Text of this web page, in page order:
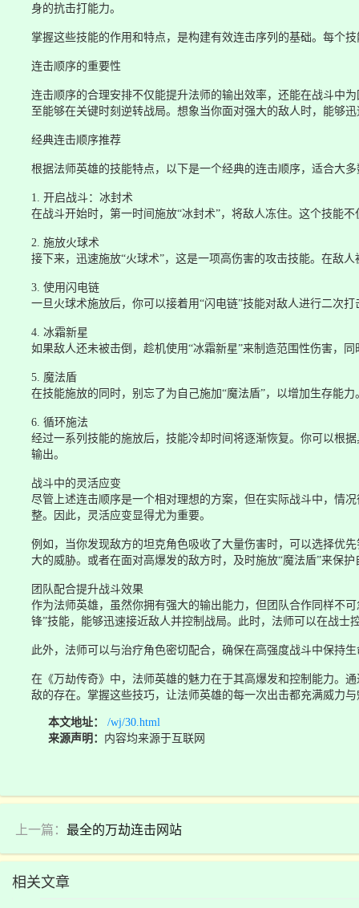
身的抗击打能力。
掌握这些技能的作用和特点，是构建有效连击序列的基础。每个
连击顺序的重要性
连击顺序的合理安排不仅能提升法师的输出效率，还能在战斗中
至能够在关键时刻逆转战局。想象当你面对强大的敌人时，能够
经典连击顺序推荐
根据法师英雄的技能特点，以下是一个经典的连击顺序，适合大
1. 开启战斗：冰封术
在战斗开始时，第一时间施放“冰封术”，将敌人冻住。这个技能
2. 施放火球术
接下来，迅速施放“火球术”，这是一项高伤害的攻击技能。在敌
3. 使用闪电链
一旦火球术施放后，你可以接着用“闪电链”技能对敌人进行二次
4. 冰霜新星
如果敌人还未被击倒，趁机使用“冰霜新星”来制造范围性伤害，
5. 魔法盾
在技能施放的同时，别忘了为自己施加“魔法盾”，以增加生存能
6. 循环施法
经过一系列技能的施放后，技能冷却时间将逐渐恢复。你可以根
输出。
战斗中的灵活应变
尽管上述连击顺序是一个相对理想的方案，但在实际战斗中，情
整。因此，灵活应变显得尤为重要。
例如，当你发现敌方的坦克角色吸收了大量伤害时，可以选择优
大的威胁。或者在面对高爆发的敌方时，及时施放“魔法盾”来保
团队配合提升战斗效果
作为法师英雄，虽然你拥有强大的输出能力，但团队合作同样不
锋”技能，能够迅速接近敌人并控制战局。此时，法师可以在战
此外，法师可以与治疗角色密切配合，确保在高强度战斗中保持
在《万劫传奇》中，法师英雄的魅力在于其高爆发和控制能力。
敌的存在。掌握这些技巧，让法师英雄的每一次出击都充满威力
本文地址：
/wj/30.html
来源声明： 内容均来源于互联网
上一篇： 最全的万劫连击网站
相关文章